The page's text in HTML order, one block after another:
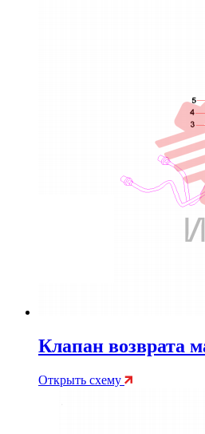
Клапан возврата
Открыть схему